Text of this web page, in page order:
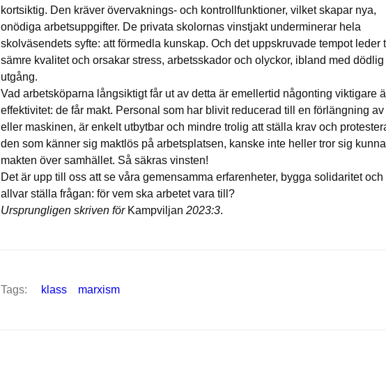
kortsiktig. Den kräver övervaknings- och kontrollfunktioner, vilket skapar nya,
onödiga arbetsuppgifter. De privata skolornas vinstjakt underminerar hela
skolväsendets syfte: att förmedla kunskap. Och det uppskruvade tempot leder
sämre kvalitet och orsakar stress, arbetsskador och olyckor, ibland med dödlig
utgång.
Vad arbetsköparna långsiktigt får ut av detta är emellertid någonting viktigare
effektivitet: de får makt. Personal som har blivit reducerad till en förlängning
eller maskinen, är enkelt utbytbar och mindre trolig att ställa krav och
den som känner sig maktlös på arbetsplatsen, kanske inte heller tror sig
makten över samhället. Så säkras vinsten!
Det är upp till oss att se våra gemensamma erfarenheter, bygga solidaritet och
allvar ställa frågan: för vem ska arbetet vara till?
Ursprungligen skriven för Kampviljan 2023:3.
Tags: klass marxism